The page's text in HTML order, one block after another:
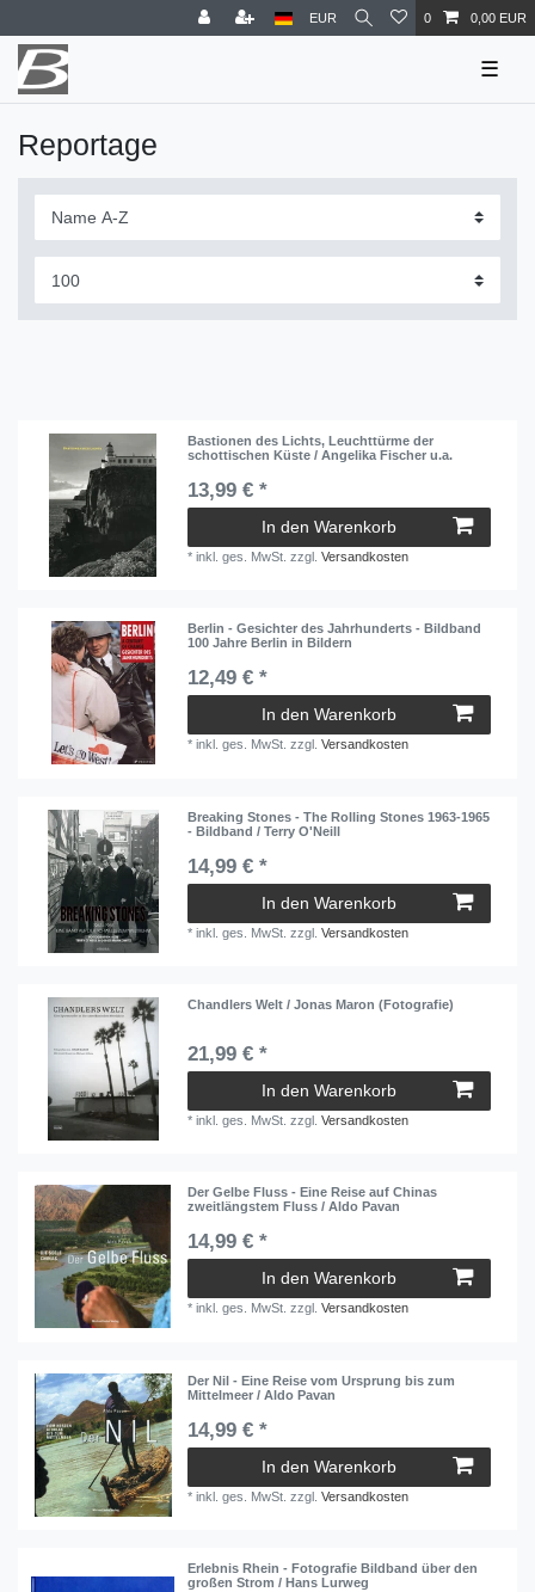
EUR 0 0,00 EUR
☰
Reportage
Bastionen des Lichts, Leuchttürme der
schottischen Küste / Angelika Fischer u.a.
13,99 € *
In den Warenkorb
*inkl. ges. MwSt. zzgl.Versandkosten
Berlin - Gesichter des Jahrhunderts - Bildband
100 Jahre Berlin in Bildern
12,49 € *
In den Warenkorb
*inkl. ges. MwSt. zzgl.Versandkosten
Breaking Stones - The Rolling Stones 1963-1965
- Bildband / Terry O'Neill
14,99 € *
In den Warenkorb
*inkl. ges. MwSt. zzgl.Versandkosten
Chandlers Welt / Jonas Maron (Fotografie)
21,99 € *
In den Warenkorb
*inkl. ges. MwSt. zzgl.Versandkosten
Der Gelbe Fluss - Eine Reise auf Chinas
zweitlängstem Fluss / Aldo Pavan
14,99 € *
In den Warenkorb
*inkl. ges. MwSt. zzgl.Versandkosten
Der Nil - Eine Reise vom Ursprung bis zum
Mittelmeer / Aldo Pavan
14,99 € *
In den Warenkorb
*inkl. ges. MwSt. zzgl.Versandkosten
Erlebnis Rhein - Fotografie Bildband über den
großen Strom / Hans Lurweg